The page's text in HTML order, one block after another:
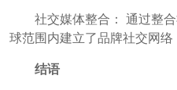
社交媒体整合： 通过整合
球范围内建立了品牌社交网络
结语